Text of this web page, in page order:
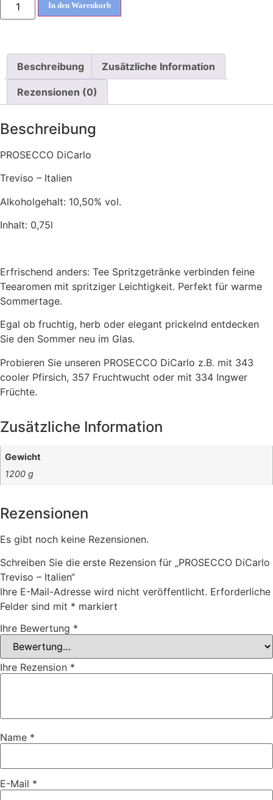
In den Warenkorb
Beschreibung Zusätzliche Information
Rezensionen (0)
Beschreibung
PROSECCO DiCarlo
Treviso – Italien
Alkoholgehalt: 10,50% vol.
Inhalt: 0,75l
Erfrischend anders: Tee Spritzgetränke verbinden feine
Teearomen mit spritziger Leichtigkeit. Perfekt für warme
Sommertage.
Egal ob fruchtig, herb oder elegant prickelnd entdecken
Sie den Sommer neu im Glas.
Probieren Sie unseren PROSECCO DiCarlo z.B. mit 343
cooler Pfirsich, 357 Fruchtwucht oder mit 334 Ingwer
Früchte.
Zusätzliche Information
Gewicht
1200 g
Rezensionen
Es gibt noch keine Rezensionen.
Schreiben Sie die erste Rezension für „PROSECCO DiCarlo
Treviso – Italien“
Ihre E-Mail-Adresse wird nicht veröffentlicht. Erforderliche
Felder sind mit * markiert
Ihre Bewertung *
Ihre Rezension *
Name *
E-Mail *